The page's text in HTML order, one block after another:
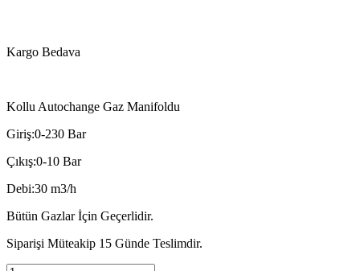
Kargo Bedava
Kollu Autochange Gaz Manifoldu
Giriş:0-230 Bar
Çıkış:0-10 Bar
Debi:30 m3/h
Bütün Gazlar İçin Geçerlidir.
Siparişi Müteakip 15 Günde Teslimdir.